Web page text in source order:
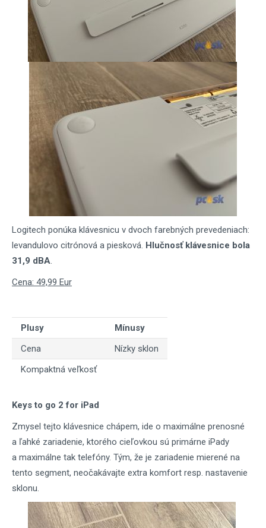
Logitech ponúka klávesnicu v dvoch farebných prevedeniach:
levandulovo citrónová a piesková. Hlučnosť klávesnice bola
31,9 dBA.
Cena: 49,99 Eur
Plusy
Mínusy
Cena
Nízky sklon
Kompaktná veľkosť
Keys to go 2 for iPad
Zmysel tejto klávesnice chápem, ide o maximálne prenosné
a ľahké zariadenie, ktorého cieľovkou sú primárne iPady
a maximálne tak telefóny. Tým, že je zariadenie mierené na
tento segment, neočakávajte extra komfort resp. nastavenie
sklonu.